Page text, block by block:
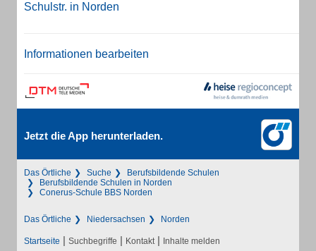
Schulstr. in Norden
Informationen bearbeiten
Jetzt die App herunterladen.
Das Örtliche Suche
Berufsbildende Schulen
Berufsbildende Schulen in Norden
Conerus-Schule BBS Norden
Das Örtliche Niedersachsen Norden
Startseite | Suchbegriffe | Kontakt | Inhalte melden